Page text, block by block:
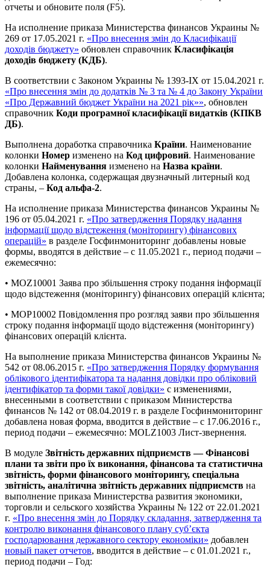
отчеты и обновите поля (F5).
На исполнение приказа Министерства финансов Украины №
269 от 17.05.2021 г. «Про внесення змін до Класифікації
доходів бюджету» обновлен справочник Класифікація
доходів бюджету (КДБ).
В соответствии с Законом Украины № 1393-IX от 15.04.2021 г.
«Про внесення змін до додатків № 3 та № 4 до Закону України
«Про Державний бюджет України на 2021 рік»», обновлен
справочник Коди програмної класифікації видатків (КПКВ
ДБ).
Выполнена доработка справочника Країни. Наименование
колонки Номер изменено на Код цифровий. Наименование
колонки Найменування изменено на Назва країни.
Добавлена колонка, содержащая двузначный литерный код
страны, – Код альфа-2.
На исполнение приказа Министерства финансов Украины №
196 от 05.04.2021 г. «Про затвердження Порядку надання
інформації щодо відстеження (моніторингу) фінансових
операцій» в разделе Госфинмониторинг добавлены новые
формы, вводятся в действие – с 11.05.2021 г., период подачи –
ежемесячно:
• MOZ10001 Заява про збільшення строку подання інформації
щодо відстеження (моніторингу) фінансових операцій клієнта;
• MOP10002 Повідомлення про розгляд заяви про збільшення
строку подання інформації щодо відстеження (моніторингу)
фінансових операцій клієнта.
На выполнение приказа Министерства финансов Украины №
542 от 08.06.2015 г. «Про затвердження Порядку формування
облікового ідентифікатора та надання довідки про обліковий
ідентифікатор та форми такої довідки» с изменениями,
внесенными в соответствии с приказом Министерства
финансов № 142 от 08.04.2019 г. в разделе Госфинмониторинг
добавлена новая форма, вводится в действие – с 17.06.2016 г.,
период подачи – ежемесячно: MOLZ1003 Лист-звернення.
В модуле Звітність державних підприємств — Фінансові
плани та звіти про їх виконання, фінансова та статистична
звітність, форми фінансового моніторингу, спеціальна
звітність, аналітична звітність державних підприємств на
выполнение приказа Министерства развития экономики,
торговли и сельского хозяйства Украины № 122 от 22.01.2021
г. «Про внесення змін до Порядку складання, затвердження та
контролю виконання фінансового плану суб’єкта
господарювання державного сектору економіки» добавлен
новый пакет отчетов, вводится в действие – с 01.01.2021 г.,
период подачи – Год: